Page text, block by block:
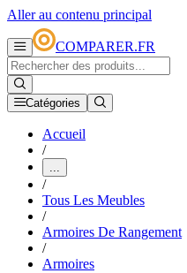
Aller au contenu principal
COMPARER.FR
Catégories
Accueil
/
...
/
Tous Les Meubles
/
Armoires De Rangement
/
Armoires